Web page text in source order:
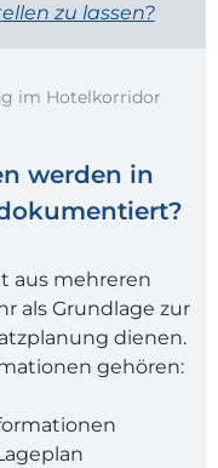
zu lassen?
werden in
aus mehreren
als Grundlage zur
dienen.
gehören: